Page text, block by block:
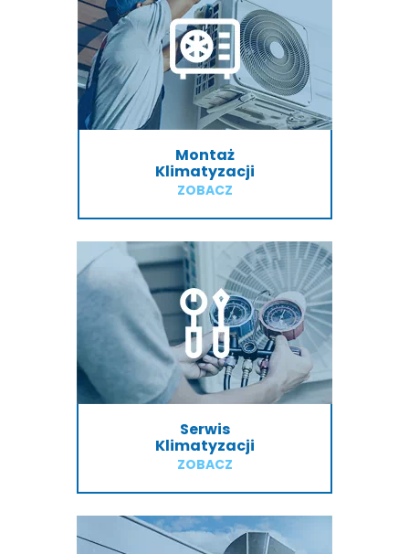
Montaż
Klimatyzacji
ZOBACZ
Serwis
Klimatyzacji
ZOBACZ